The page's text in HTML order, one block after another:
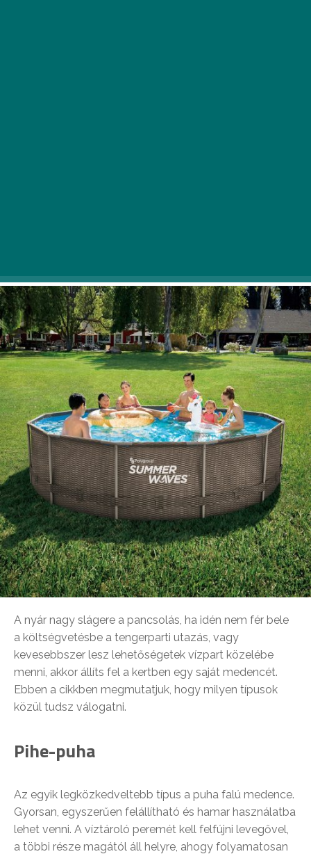
A nyár nagy slágere a pancsolás, ha idén nem fér bele
a költségvetésbe a tengerparti utazás, vagy
kevesebbszer lesz lehetőségetek vízpart közelébe
menni, akkor állíts fel a kertben egy saját medencét.
Ebben a cikkben megmutatjuk, hogy milyen típusok
közül tudsz válogatni.
Pihe-puha
Az egyik legközkedveltebb típus a puha falú medence.
Gyorsan, egyszerűen felállítható és hamar használatba
lehet venni. A víztároló peremét kell felfújni levegővel,
a többi része magától áll helyre, ahogy folyamatosan